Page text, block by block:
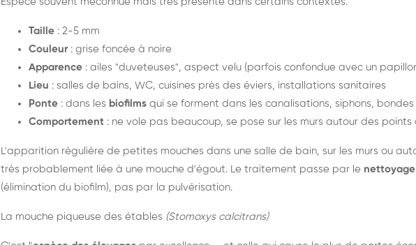
Taille : 2-5 mm
Couleur : grise foncée à noire
Apparence : ailes "duveteuses", aspect velu (parfois confondue avec un
Lieu : salles de bains, WC, cuisines près des éviers, installations sanitaires
Ponte : dans les biofilms qui se forment dans les canalisations, siphons, bondes
Comportement : ne vole pas beaucoup, se pose sur les murs autour des points
L'apparition régulière de petites mouches dans une salle de bain, sur les murs ou
très probablement liée à une mouche d'égout. Le traitement passe par le
(élimination du biofilm), pas par la pulvérisation.
La mouche piqueuse des étables (Stomoxys calcitrans)